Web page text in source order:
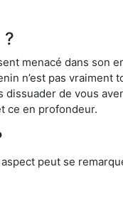
menacé dans son
n’est pas vraiment
de vous
ce en profondeur.
peut se